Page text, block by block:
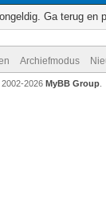
Ga terug en
Archiefmodus
2002-2026 MyBB Group